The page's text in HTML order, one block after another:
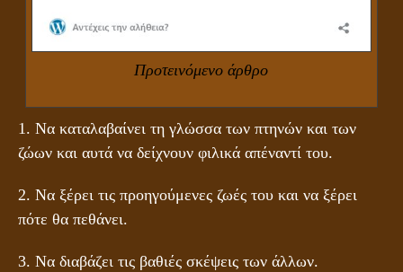
Προτεινόμενο άρθρο
1. Να καταλαβαίνει τη γλώσσα των πτηνών και των
ζώων και αυτά να δείχνουν φιλικά απέναντί του.
2. Να ξέρει τις προηγούμενες ζωές του και να ξέρει
πότε θα πεθάνει.
3. Να διαβάζει τις βαθιές σκέψεις των άλλων.